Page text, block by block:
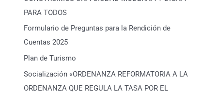
PARA TODOS
Formulario de Preguntas para la Rendición de
Cuentas 2025
Plan de Turismo
Socialización «ORDENANZA REFORMATORIA A LA
ORDENANZA QUE REGULA LA TASA POR EL